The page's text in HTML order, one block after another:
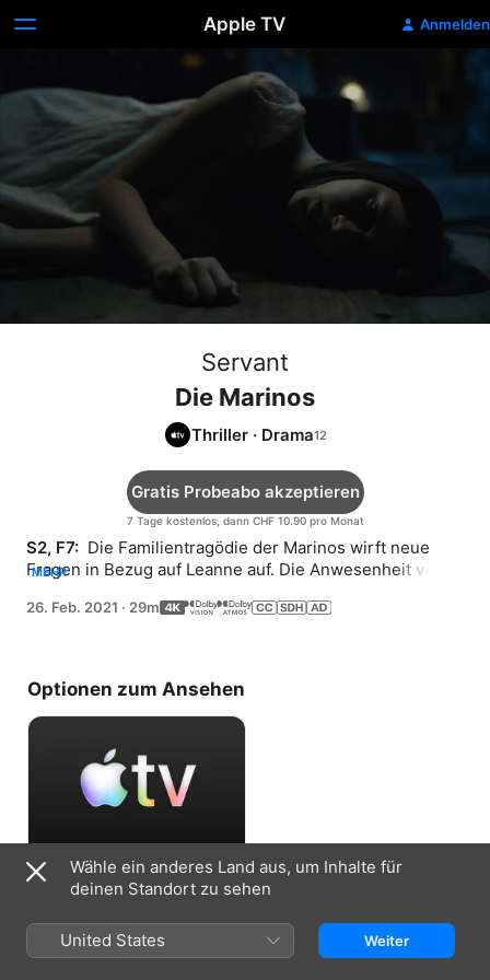
Apple TV Anmelden
Servant
Die Marinos
Thriller · Drama
7 Tage kostenlos, dann CHF 10.90 pro Monat
Gratis Probeabo akzeptieren
S2, F7: Die Familientragödie der Marinos wirft neue
Fragen in Bezug auf Leanne auf. Die Anwesenheit von
die Turners dar.
MEHR
26. Feb. 2021 · 29m
Optionen zum Ansehen
Gratis Probeabo akzeptieren
7 Tage kostenlos, dann CHF 10.90 pro
Monat
Wähle ein anderes Land aus, um Inhalte für
deinen Standort zu sehen
United States Weiter